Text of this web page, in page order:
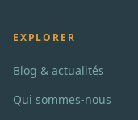
EXPLORER
Blog & actualités
Qui sommes-nous